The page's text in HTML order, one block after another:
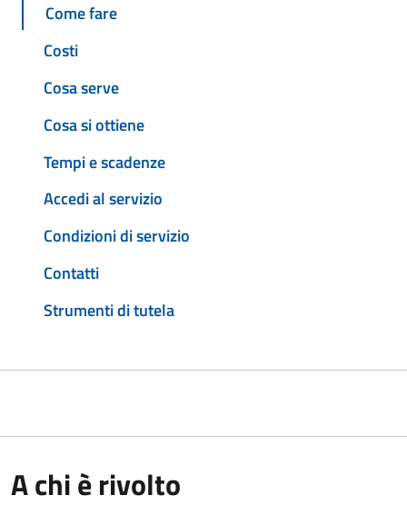
Come fare
Costi
Cosa serve
Cosa si ottiene
Tempi e scadenze
Accedi al servizio
Condizioni di servizio
Contatti
Strumenti di tutela
A chi è rivolto